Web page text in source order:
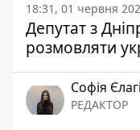
18:31, 01 червня
Депутат з
розмовляти
Софія
РЕДАКТОР